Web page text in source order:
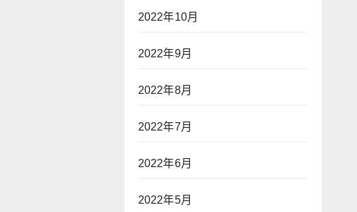
2022年10月
2022年9月
2022年8月
2022年7月
2022年6月
2022年5月